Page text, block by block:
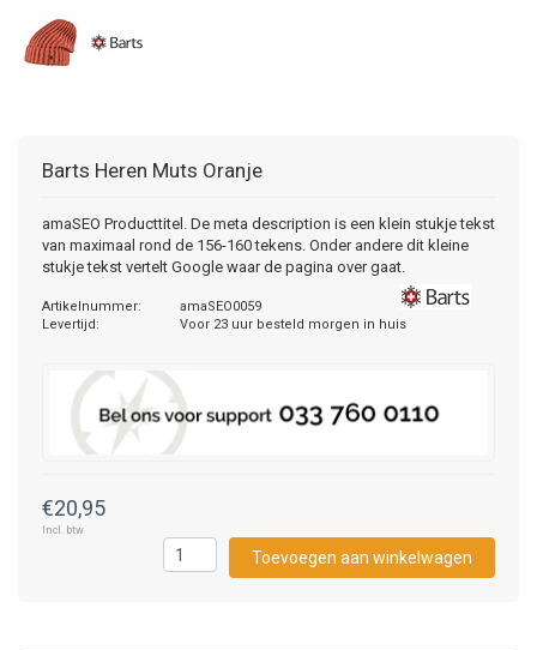
Barts Heren Muts Oranje
amaSEO Producttitel. De meta description is een klein stukje tekst
van maximaal rond de 156-160 tekens. Onder andere dit kleine
stukje tekst vertelt Google waar de pagina over gaat.
Artikelnummer:
amaSEO0059
Levertijd:
Voor 23 uur besteld morgen in huis
€20,95
Incl. btw
Toevoegen aan winkelwagen